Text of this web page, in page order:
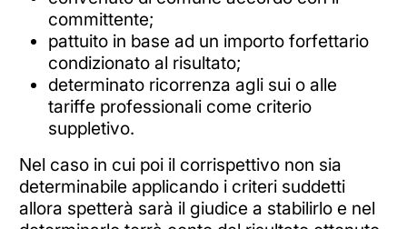
committente;
pattuito in base ad un importo forfettario
condizionato al risultato;
determinato ricorrenza agli sui o alle
tariffe professionali come criterio
suppletivo.
Nel caso in cui poi il corrispettivo non sia
determinabile applicando i criteri suddetti
allora spetterà sarà il giudice a stabilirlo e nel